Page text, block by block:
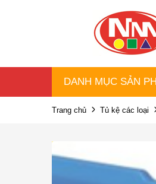
DANH MỤC SẢN
Trang chủ Tủ kệ các loại